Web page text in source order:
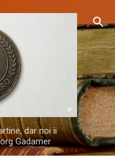
principal
dar noi ii
Gadamer